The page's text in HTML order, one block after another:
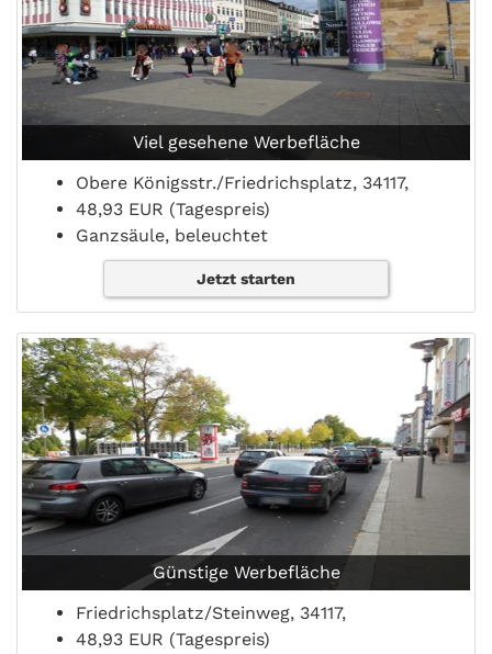
Viel gesehene Werbefläche
Obere Königsstr./Friedrichsplatz, 34117,
48,93 EUR (Tagespreis)
Ganzsäule, beleuchtet
Jetzt starten
Günstige Werbefläche
Friedrichsplatz/Steinweg, 34117,
48,93 EUR (Tagespreis)